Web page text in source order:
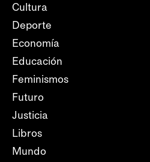
Cultura
Deporte
Economía
Educación
Feminismos
Futuro
Justicia
Libros
Mundo